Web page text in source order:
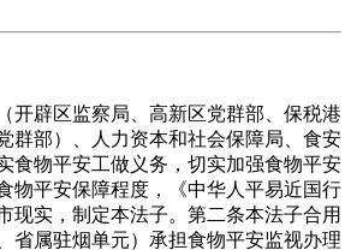
辟区监察局、高新区党群部、保税港
群部）、人力资本和社会保障局、食安
食物平安工做义务，切实加强食物平安
物平安保障程度，《中华人平易近国行
现实，制定本法子。第二条本法子合用
省属驻烟单元）承担食物平安监视办理